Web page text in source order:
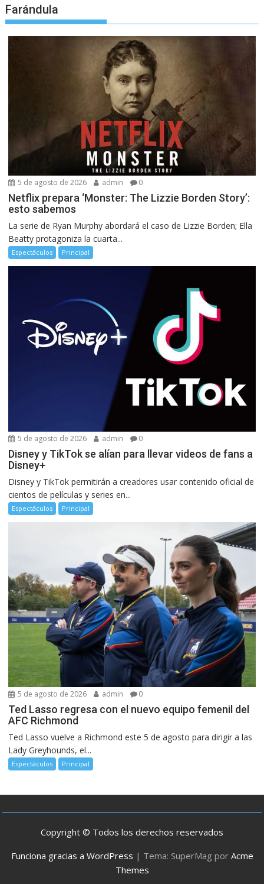
Farándula
5 de agosto de 2026 admin 0
Netflix prepara ‘Monster: The Lizzie Borden Story’:
esto sabemos
La serie de Ryan Murphy abordará el caso de Lizzie Borden; Ella
Beatty protagoniza la cuarta...
Espectáculos Principal
5 de agosto de 2026 admin 0
Disney y TikTok se alían para llevar videos de fans a
Disney+
Disney y TikTok permitirán a creadores usar contenido oficial de
cientos de películas y series en...
Espectáculos Principal
5 de agosto de 2026 admin 0
Ted Lasso regresa con el nuevo equipo femenil del
AFC Richmond
Ted Lasso vuelve a Richmond este 5 de agosto para dirigir a las
Lady Greyhounds, el...
Espectáculos Principal
Copyright © Todos los derechos reservados
Funciona gracias a WordPress | Tema: SuperMag por Acme
Themes